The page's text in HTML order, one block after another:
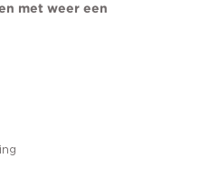
met weer een